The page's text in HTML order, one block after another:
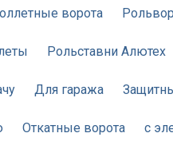
ворота
Рольставни Алютех
Для гаража
Откатные ворота с